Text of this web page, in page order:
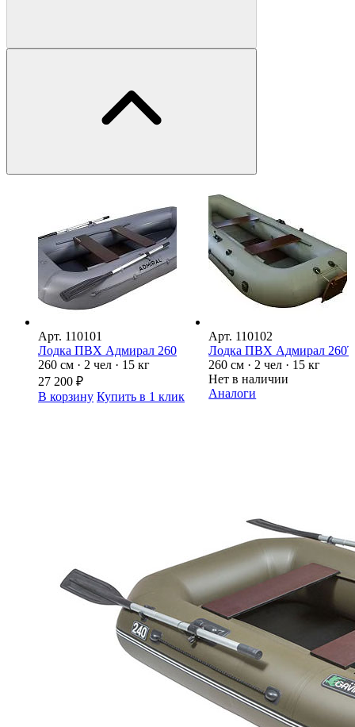
Арт. 110101
Лодка ПВХ Адмирал 260
260 см · 2 чел · 15 кг
27 200 ₽
В корзину Купить в 1 клик
Арт. 110102
Лодка ПВХ Адмирал 260T
260 см · 2 чел · 15 кг
Нет в наличии
Аналоги